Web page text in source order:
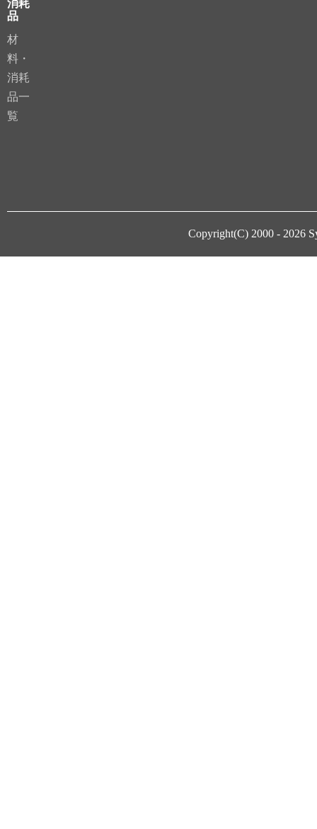
消耗
品
材
料・
消耗
品一
覧
Copyright(C) 2000 - 2026